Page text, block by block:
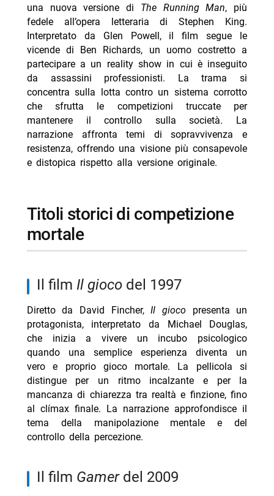
una nuova versione di The Running Man, più
fedele all’opera letteraria di Stephen King.
Interpretato da Glen Powell, il film segue le
vicende di Ben Richards, un uomo costretto a
partecipare a un reality show in cui è inseguito
da assassini professionisti. La trama si
concentra sulla lotta contro un sistema corrotto
che sfrutta le competizioni truccate per
mantenere il controllo sulla società. La
narrazione affronta temi di sopravvivenza e
resistenza, offrendo una visione più consapevole
e distopica rispetto alla versione originale.
titoli storici di competizione
mortale
il film Il giocodel 1997
Diretto da David Fincher,Il giocopresenta un
protagonista, interpretato da Michael Douglas,
che inizia a vivere un incubo psicologico
quando una semplice esperienza diventa un
vero e proprio gioco mortale. La pellicola si
distingue per un ritmo incalzante e per la
mancanza di chiarezza tra realtà e finzione, fino
al clímax finale. La narrazione approfondisce il
tema della manipolazione mentale e del
controllo della percezione.
il film Gamerdel 2009